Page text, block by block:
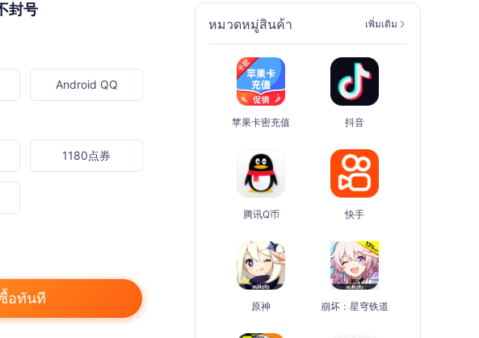
封号
Android QQ
1180点券
อทันที
หมวดหมู่สินค้า เพิ่มเติม
苹果卡密充值 抖音
腾讯Q币 快手
原神 崩坏：星穹铁道